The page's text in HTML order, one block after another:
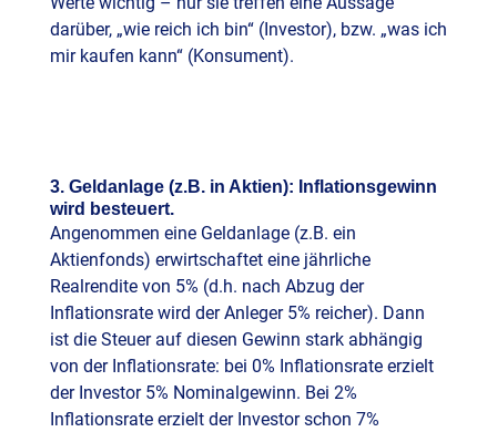
darüber, „wie reich ich bin“ (Investor), bzw. „was ich
mir kaufen kann“ (Konsument).
3. Geldanlage (z.B. in Aktien): Inflationsgewinn
wird besteuert.
Angenommen eine Geldanlage (z.B. ein
Aktienfonds) erwirtschaftet eine jährliche
Realrendite von 5% (d.h. nach Abzug der
Inflationsrate wird der Anleger 5% reicher). Dann
ist die Steuer auf diesen Gewinn stark abhängig
von der Inflationsrate: bei 0% Inflationsrate erzielt
der Investor 5% Nominalgewinn. Bei 2%
Inflationsrate erzielt der Investor schon 7%